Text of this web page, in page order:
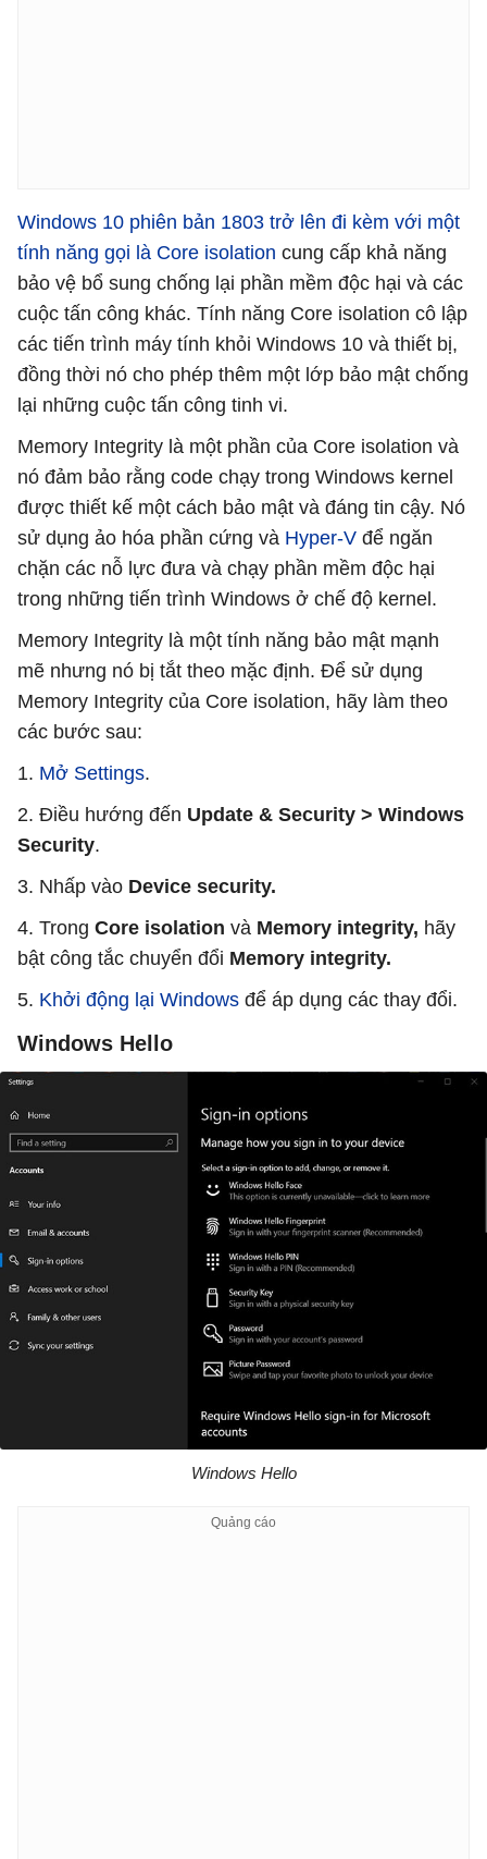
Windows 10 phiên bản 1803 trở lên đi kèm với một
tính năng gọi là Core isolation cung cấp khả năng
bảo vệ bổ sung chống lại phần mềm độc hại và các
cuộc tấn công khác. Tính năng Core isolation cô lập
các tiến trình máy tính khỏi Windows 10 và thiết bị,
đồng thời nó cho phép thêm một lớp bảo mật chống
lại những cuộc tấn công tinh vi.
Memory Integrity là một phần của Core isolation và
nó đảm bảo rằng code chạy trong Windows kernel
được thiết kế một cách bảo mật và đáng tin cậy. Nó
sử dụng ảo hóa phần cứng và Hyper-V để ngăn
chặn các nỗ lực đưa và chạy phần mềm độc hại
trong những tiến trình Windows ở chế độ kernel.
Memory Integrity là một tính năng bảo mật mạnh
mẽ nhưng nó bị tắt theo mặc định. Để sử dụng
Memory Integrity của Core isolation, hãy làm theo
các bước sau:
1. Mở Settings.
2. Điều hướng đến Update & Security > Windows
Security.
3. Nhấp vào Device security.
4. Trong Core isolation và Memory integrity, hãy
bật công tắc chuyển đổi Memory integrity.
5. Khởi động lại Windows để áp dụng các thay đổi.
Windows Hello
Windows Hello